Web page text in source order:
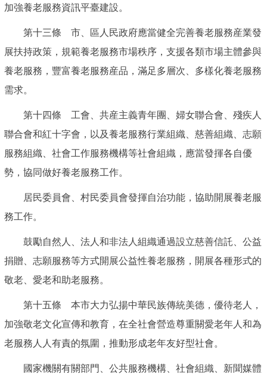
加強養老服務資訊平臺建設。
第十三條 市、區人民政府應當健全完善養老服務産業發
展扶持政策，規範養老服務市場秩序，支援各類市場主體參與
養老服務，豐富養老服務産品，滿足多層次、多樣化養老服務
需求。
第十四條 工會、共産主義青年團、婦女聯合會、殘疾人
聯合會和紅十字會，以及養老服務行業組織、慈善組織、志願
服務組織、社會工作服務機構等社會組織，應當發揮各自優
勢，協同做好養老服務工作。
居民委員會、村民委員會發揮自治功能，協助開展養老服
務工作。
鼓勵自然人、法人和非法人組織通過設立慈善信託、公益
捐贈、志願服務等方式開展公益性養老服務，開展各種形式的
敬老、愛老和助老服務。
第十五條 本市大力弘揚中華民族傳統美德，優待老人，
加強敬老文化宣傳和教育，在全社會營造尊重關愛老年人和為
老服務人人有責的氛圍，推動形成老年友好型社會。
國家機關有關部門、公共服務機構、社會組織、新聞媒體